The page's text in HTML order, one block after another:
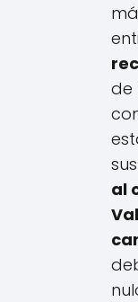
de
al